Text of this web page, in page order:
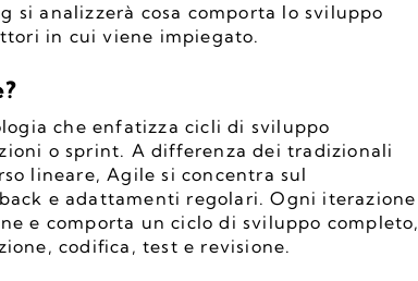
si analizzerà cosa comporta lo sviluppo
in cui viene impiegato.
che enfatizza cicli di sviluppo
o sprint. A differenza dei tradizionali
lineare, Agile si concentra sul
e adattamenti regolari. Ogni iterazione
e comporta un ciclo di sviluppo completo,
codifica, test e revisione.